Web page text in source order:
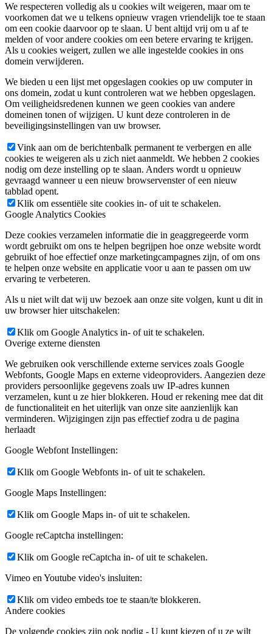
We respecteren volledig als u cookies wilt weigeren, maar om te
voorkomen dat we u telkens opnieuw vragen vriendelijk toe te staan
om een cookie daarvoor op te slaan. U bent altijd vrij om u af te
melden of voor andere cookies om een betere ervaring te krijgen.
Als u cookies weigert, zullen we alle ingestelde cookies in ons
domein verwijderen.
We bieden u een lijst met opgeslagen cookies op uw computer in
ons domein, zodat u kunt controleren wat we hebben opgeslagen.
Om veiligheidsredenen kunnen we geen cookies van andere
domeinen tonen of wijzigen. U kunt deze controleren in de
beveiligingsinstellingen van uw browser.
Vink aan om de berichtenbalk permanent te verbergen en alle
cookies te weigeren als u zich niet aanmeldt. We hebben 2 cookies
nodig om deze instelling op te slaan. Anders wordt u opnieuw
gevraagd wanneer u een nieuw browservenster of een nieuw
tabblad opent.
Klik om essentiële site cookies in- of uit te schakelen.
Google Analytics Cookies
Deze cookies verzamelen informatie die in geaggregeerde vorm
wordt gebruikt om ons te helpen begrijpen hoe onze website wordt
gebruikt of hoe effectief onze marketingcampagnes zijn, of om ons
te helpen onze website en applicatie voor u aan te passen om uw
ervaring te verbeteren.
Als u niet wilt dat wij uw bezoek aan onze site volgen, kunt u dit in
uw browser hier uitschakelen:
Klik om Google Analytics in- of uit te schakelen.
Overige externe diensten
We gebruiken ook verschillende externe services zoals Google
Webfonts, Google Maps en externe videoproviders. Aangezien deze
providers persoonlijke gegevens zoals uw IP-adres kunnen
verzamelen, kunt u ze hier blokkeren. Houd er rekening mee dat dit
de functionaliteit en het uiterlijk van onze site aanzienlijk kan
verminderen. Wijzigingen zijn pas effectief zodra u de pagina
herlaadt
Google Webfont Instellingen:
Klik om Google Webfonts in- of uit te schakelen.
Google Maps Instellingen:
Klik om Google Maps in- of uit te schakelen.
Google reCaptcha instellingen:
Klik om Google reCaptcha in- of uit te schakelen.
Vimeo en Youtube video's insluiten:
Klik om video embeds toe te staan/te blokkeren.
Andere cookies
De volgende cookies zijn ook nodig - U kunt kiezen of u ze wilt